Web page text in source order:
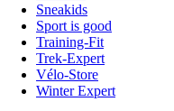
Sneakids
Sport is good
Training-Fit
Trek-Expert
Vélo-Store
Winter Expert